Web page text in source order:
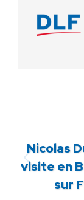
Nicolas
visite en
sur